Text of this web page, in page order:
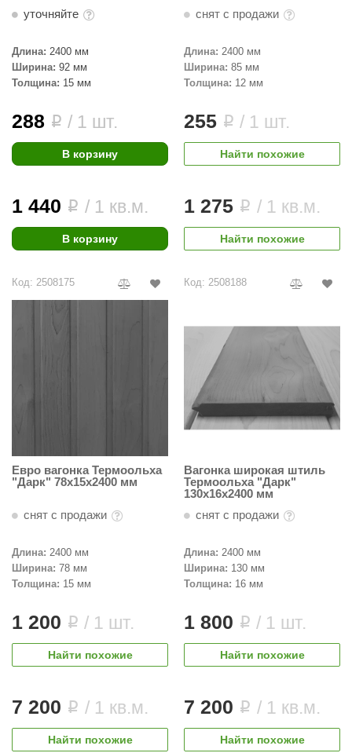
уточняйте
Длина: 2400 мм
Ширина: 92 мм
Толщина: 15 мм
288 i / 1 шт.
В корзину
1 440 i / 1 кв.м.
В корзину
снят с продажи
Длина: 2400 мм
Ширина: 85 мм
Толщина: 12 мм
255 i / 1 шт.
Найти похожие
1 275 i / 1 кв.м.
Найти похожие
Код: 2508175
Евро вагонка Термоольха
"Дарк" 78х15х2400 мм
снят с продажи
Длина: 2400 мм
Ширина: 78 мм
Толщина: 15 мм
1 200 i / 1 шт.
Найти похожие
7 200 i / 1 кв.м.
Найти похожие
Код: 2508188
Вагонка широкая штиль
Термоольха "Дарк"
130х16х2400 мм
снят с продажи
Длина: 2400 мм
Ширина: 130 мм
Толщина: 16 мм
1 800 i / 1 шт.
Найти похожие
7 200 i / 1 кв.м.
Найти похожие